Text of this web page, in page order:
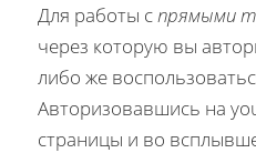
Для работы спрямыми
через которую вы
либо же
Авторизовавшись на
страницы и во